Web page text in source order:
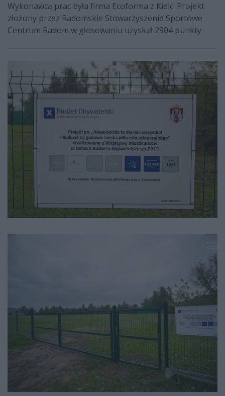
Wykonawcą prac była firma Ecoforma z Kielc. Projekt
złożony przez Radomskie Stowarzyszenie Sportowe
Centrum Radom w głosowaniu uzyskał 2904 punkty.